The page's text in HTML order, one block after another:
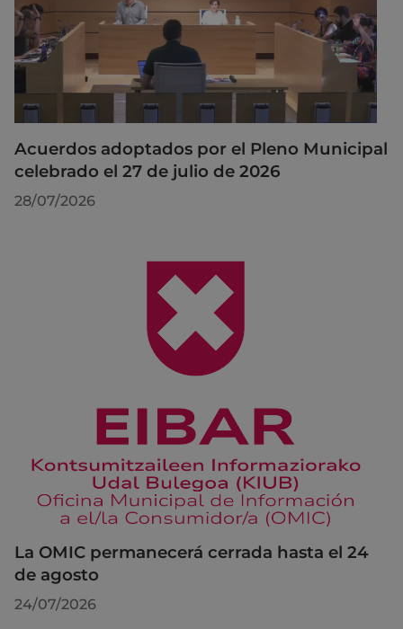
Acuerdos adoptados por el Pleno Municipal
celebrado el 27 de julio de 2026
28/07/2026
La OMIC permanecerá cerrada hasta el 24
de agosto
24/07/2026